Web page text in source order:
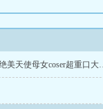
第7章 漫展惊现绝